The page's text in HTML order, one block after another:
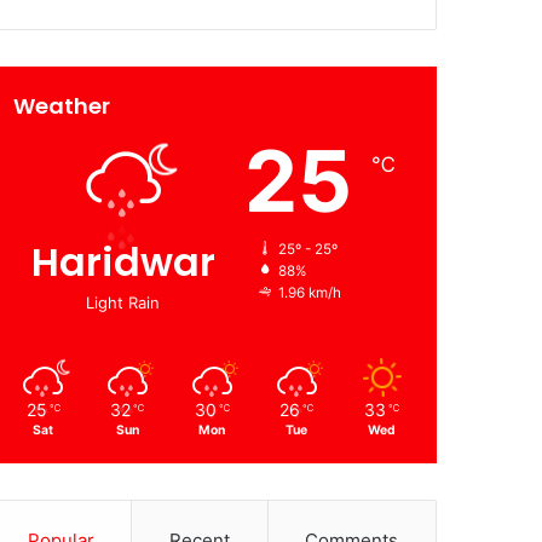
Weather
Haridwar
Light Rain
25 ℃
25º - 25º
88%
1.96 km/h
25 ℃
Sat
32 ℃
Sun
30 ℃
Mon
26 ℃
Tue
33 ℃
Wed